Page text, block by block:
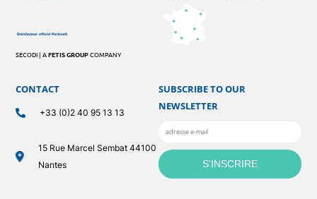
SECODI | AFETIS GROUPCOMPANY
CONTACT
+33 (0)2 40 95 13 13
15 Rue Marcel Sembat 44100
Nantes
SUBSCRIBE TO OUR
NEWSLETTER